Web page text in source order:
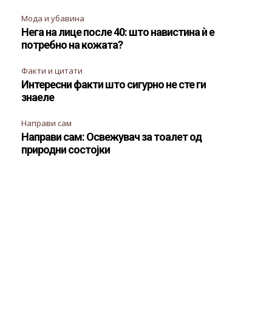
Мода и убавина
Нега на лице после 40: што навистина ѝ е
потребно на кожата?
Факти и цитати
Интересни факти што сигурно не сте ги
знаеле
Направи сам
Направи сам: Освежувач за тоалет од
природни состојки